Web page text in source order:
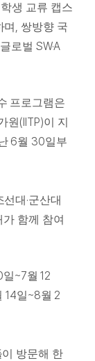
생 교류 캡스
며 , 쌍방향 국
로벌 SW·A
프로그램은
원 (IITP)이 지
6월 30일부
선대 ·군산대
함께 참여
일~7월12
14일~8월 2
방문해 한